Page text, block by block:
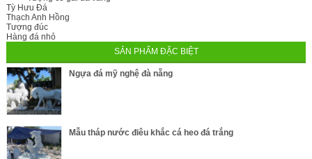
Tỳ Hưu Đá
Thạch Anh Hồng
Tượng đúc
Hàng đá nhỏ
SẢN PHẨM ĐẶC BIỆT
Ngựa đá mỹ nghệ đà nẵng
Mẫu tháp nước điêu khắc cá heo đá trắng